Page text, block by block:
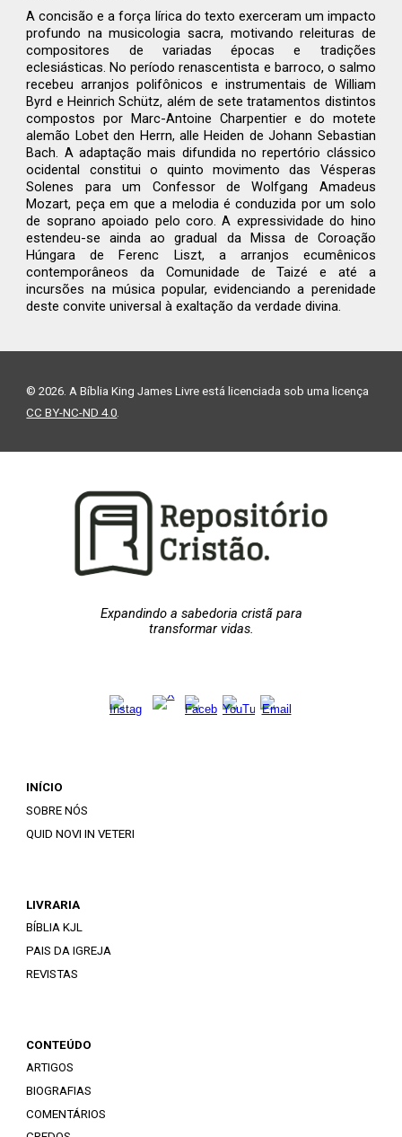
A concisão e a força lírica do texto exerceram um impacto
profundo na musicologia sacra, motivando releituras de
compositores de variadas épocas e tradições
eclesiásticas. No período renascentista e barroco, o salmo
recebeu arranjos polifônicos e instrumentais de William
Byrd e Heinrich Schütz, além de sete tratamentos distintos
compostos por Marc-Antoine Charpentier e do motete
alemão Lobet den Herrn, alle Heiden de Johann Sebastian
Bach. A adaptação mais difundida no repertório clássico
ocidental constitui o quinto movimento das Vésperas
Solenes para um Confessor de Wolfgang Amadeus
Mozart, peça em que a melodia é conduzida por um solo
de soprano apoiado pelo coro. A expressividade do hino
estendeu-se ainda ao gradual da Missa de Coroação
Húngara de Ferenc Liszt, a arranjos ecumênicos
contemporâneos da Comunidade de Taizé e até a
incursões na música popular, evidenciando a perenidade
deste convite universal à exaltação da verdade divina.
© 2026. A Bíblia King James Livre está licenciada sob uma licença
CC BY-NC-ND 4.0.
Expandindo a sabedoria cristã para
transformar vidas.
INÍCIO
SOBRE NÓS
QUID NOVI IN VETERI
LIVRARIA
BÍBLIA KJL
PAIS DA IGREJA
REVISTAS
CONTEÚDO
ARTIGOS
BIOGRAFIAS
COMENTÁRIOS